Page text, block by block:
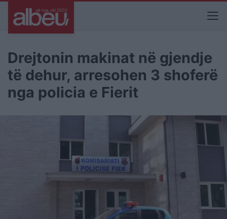
Drejtonin makinat në gjendje
të dehur, arresohen 3 shoferë
nga policia e Fierit